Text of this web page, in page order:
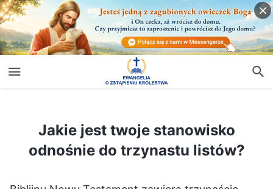
Jakie jest twoje stanowisko
odnośnie do trzynastu listów?